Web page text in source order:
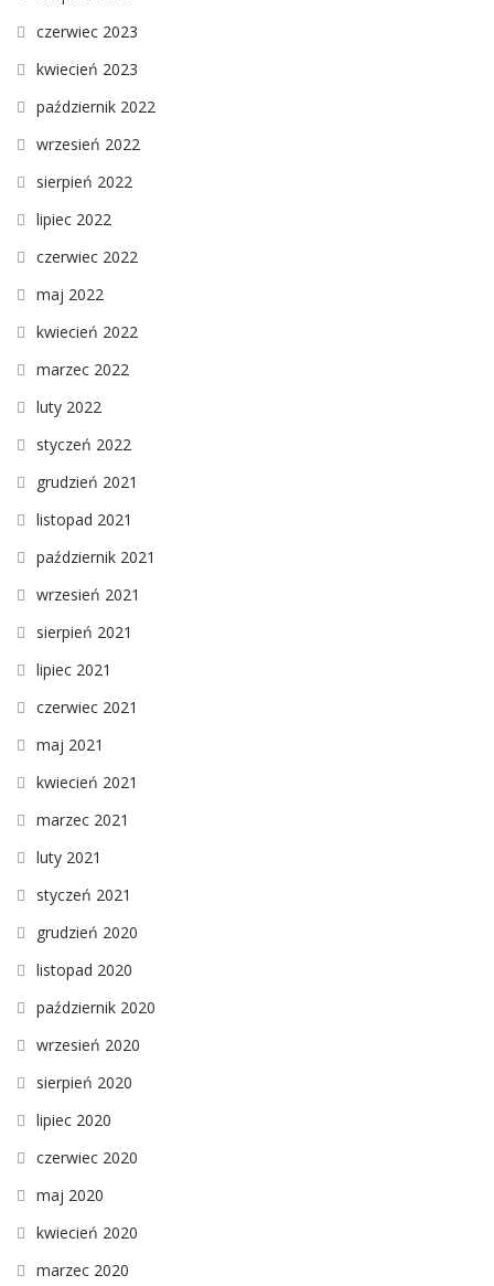
czerwiec 2023
kwiecień 2023
październik 2022
wrzesień 2022
sierpień 2022
lipiec 2022
czerwiec 2022
maj 2022
kwiecień 2022
marzec 2022
luty 2022
styczeń 2022
grudzień 2021
listopad 2021
październik 2021
wrzesień 2021
sierpień 2021
lipiec 2021
czerwiec 2021
maj 2021
kwiecień 2021
marzec 2021
luty 2021
styczeń 2021
grudzień 2020
listopad 2020
październik 2020
wrzesień 2020
sierpień 2020
lipiec 2020
czerwiec 2020
maj 2020
kwiecień 2020
marzec 2020